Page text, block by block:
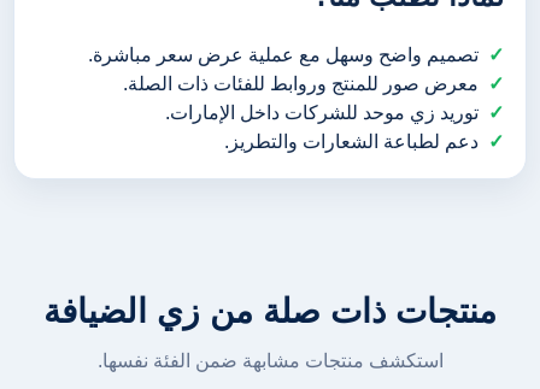
تصميم واضح وسهل مع عملية عرض سعر مباشرة.
معرض صور للمنتج وروابط للفئات ذات الصلة.
توريد زي موحد للشركات داخل الإمارات.
دعم لطباعة الشعارات والتطريز.
منتجات ذات صلة من زي الضيافة
استكشف منتجات مشابهة ضمن الفئة نفسها.